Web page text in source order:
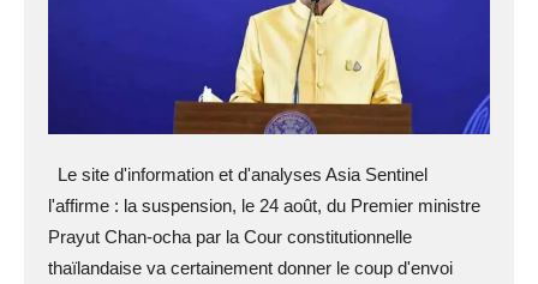
Le site d'information et d'analyses Asia Sentinel
l'affirme : la suspension, le 24 août, du Premier ministre
Prayut Chan-ocha par la Cour constitutionnelle
thaïlandaise va certainement donner le coup d'envoi